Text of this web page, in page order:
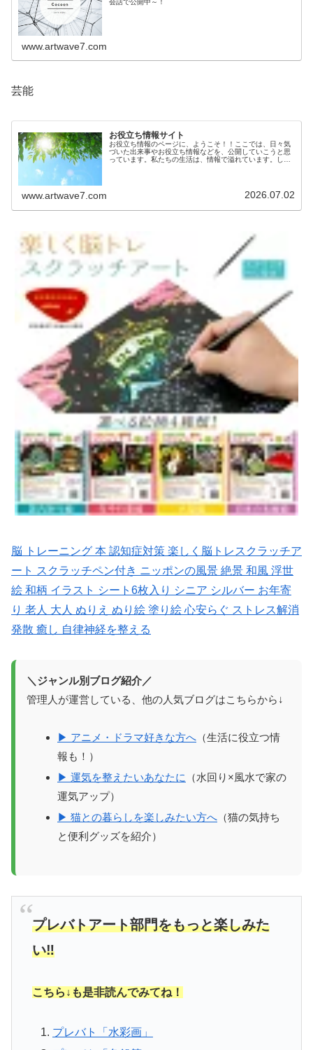
会話で公開中～！
www.artwave7.com
芸能
お役立ち情報サイト
お役立ち情報のページに、ようこそ！！ここでは、日々気
づいた出来事やお役立ち情報などを、公開していこうと思
っています。私たちの生活は、情報で溢れています。しか
www.artwave7.com 2026.07.02
脳 トレーニング 本 認知症対策 楽しく脳トレスクラッチア
ート スクラッチペン付き ニッポンの風景 絶景 和風 浮世
絵 和柄 イラスト シート6枚入り シニア シルバー お年寄
り 老人 大人 ぬりえ ぬり絵 塗り絵 心安らぐ ストレス解消
発散 癒し 自律神経を整える
＼ジャンル別ブログ紹介／
管理人が運営している、他の人気ブログはこちらから↓
▶ アニメ・ドラマ好きな方へ （生活に役立つ情
報も！）
▶ 運気を整えたいあなたに
（水回り×風水で家の
運気アップ）
▶ 猫との暮らしを楽しみたい方へ （猫の気持ち
と便利グッズを紹介）
プレバトアート部門をもっと楽しみた
い‼︎
こちら↓も是非読んでみてね！
プレバト「水彩画」